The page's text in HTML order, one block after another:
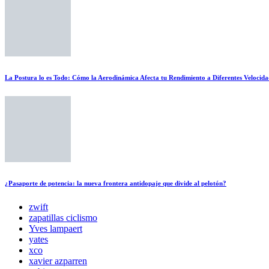
La Postura lo es Todo: Cómo la Aerodinámica Afecta tu Rendimiento a Diferentes
¿Pasaporte de potencia: la nueva frontera antidopaje que divide al pelotón?
zwift
zapatillas ciclismo
Yves lampaert
yates
xco
xavier azparren